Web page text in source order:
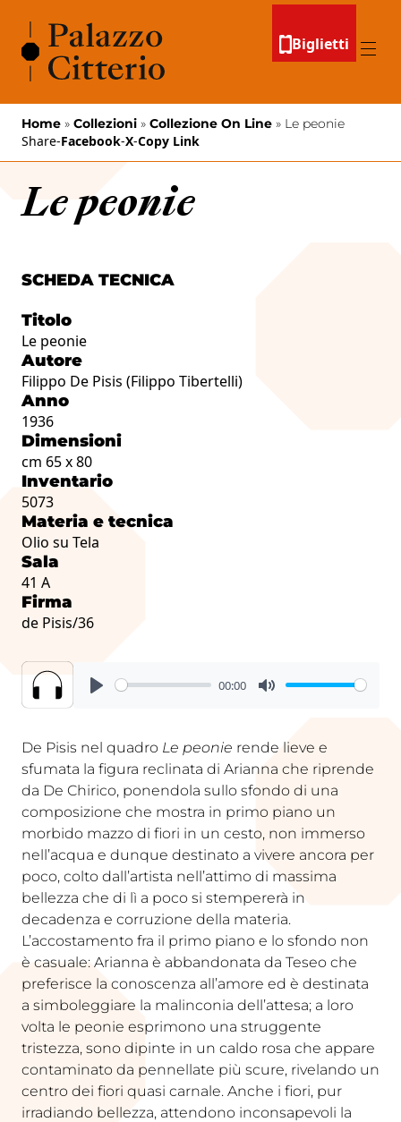
Biglietti
Menu
Home » Collezioni » Collezione On Line » Le peonie
Share-Facebook-X-Copy Link
Le peonie
SCHEDA TECNICA
Titolo
Le peonie
Autore
Filippo De Pisis (Filippo Tibertelli)
Anno
1936
Dimensioni
cm 65 x 80
Inventario
5073
Materia e tecnica
Olio su Tela
Sala
41 A
Firma
de Pisis/36
00:00
De Pisis nel quadro Le peonie rende lieve e
sfumata la figura reclinata di Arianna che riprende
da De Chirico, ponendola sullo sfondo di una
composizione che mostra in primo piano un
morbido mazzo di fiori in un cesto, non immerso
nell’acqua e dunque destinato a vivere ancora per
poco, colto dall’artista nell’attimo di massima
bellezza che di lì a poco si stempererà in
decadenza e corruzione della materia.
L’accostamento fra il primo piano e lo sfondo non
è casuale: Arianna è abbandonata da Teseo che
preferisce la conoscenza all’amore ed è destinata
a simboleggiare la malinconia dell’attesa; a loro
volta le peonie esprimono una struggente
tristezza, sono dipinte in un caldo rosa che appare
contaminato da pennellate più scure, rivelando un
centro dei fiori quasi carnale. Anche i fiori, pur
irradiando bellezza, attendono inconsapevoli la